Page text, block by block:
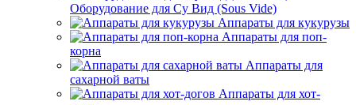
Оборудование для Су Вид (Sous Vide)
Аппараты для кукурузы
Аппараты для поп-
корна
Аппараты для
сахарной ваты
Аппараты для хот-